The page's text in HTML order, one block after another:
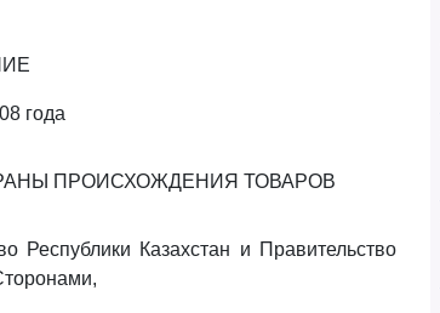
года
ПРОИСХОЖДЕНИЯ ТОВАРОВ
Республики Казахстан и Правительство